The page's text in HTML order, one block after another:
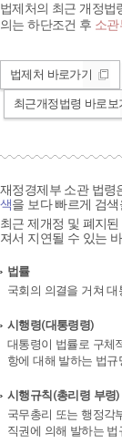
법제처의 최근 개정법
의는 하단조건 후 소
법제처 바로가기
최근개정법령 바로보
재정경제부 소관 법령
색을 보다 빠르게 검
최근 제개정 및 폐지
져서 지연될 수 있는 바,
법률
국회의 의결을 거쳐
시행령(대통령령)
대통령이 법률로 구체
항에 대해 발하는 법규
시행규칙(총리령 부령)
국무총리 또는 행정각
직권에 의해 발하는 법